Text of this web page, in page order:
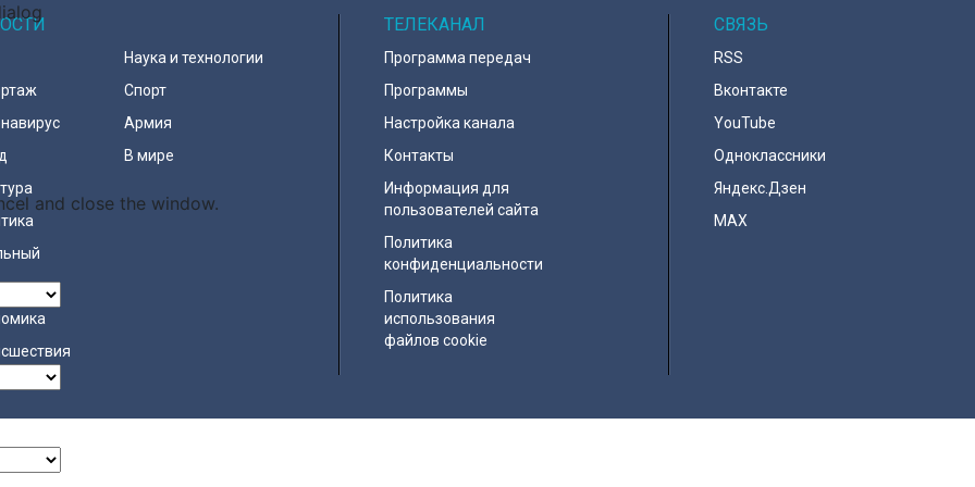
and close the window.
Наука и технологии
Спорт
Армия
В мире
ТЕЛЕКАНАЛ
Программа передач
Программы
Настройка канала
Контакты
Информация для
пользователей сайта
Политика
конфиденциальности
Политика
использования
файлов cookie
СВЯЗЬ
RSS
Вконтакте
YouTube
Одноклассники
Яндекс.Дзен
MAX